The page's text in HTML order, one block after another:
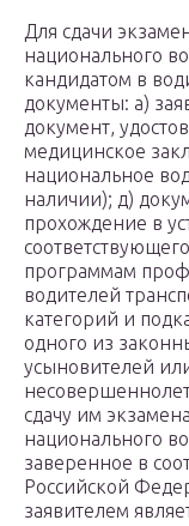
Для сдачи
национального
кандидатом в
документы: а)
документ,
медицинское
национальное
наличии); д)
прохождение в
программам
водителей
категорий и
одного из
усыновителей
сдачу им
национального
заверенное в
Российской
заявителем